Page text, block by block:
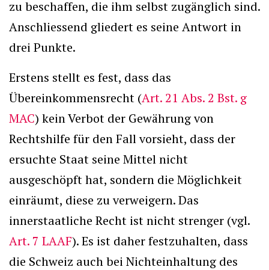
zu beschaffen, die ihm selbst zugänglich sind.
Anschliessend gliedert es seine Antwort in
drei Punkte.
Erstens stellt es fest, dass das
Übereinkommensrecht (Art. 21 Abs. 2 Bst. g
MAC) kein Verbot der Gewährung von
Rechtshilfe für den Fall vorsieht, dass der
ersuchte Staat seine Mittel nicht
ausgeschöpft hat, sondern die Möglichkeit
einräumt, diese zu verweigern. Das
innerstaatliche Recht ist nicht strenger (vgl.
Art. 7 LAAF). Es ist daher festzuhalten, dass
die Schweiz auch bei Nichteinhaltung des